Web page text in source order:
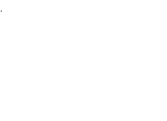
.